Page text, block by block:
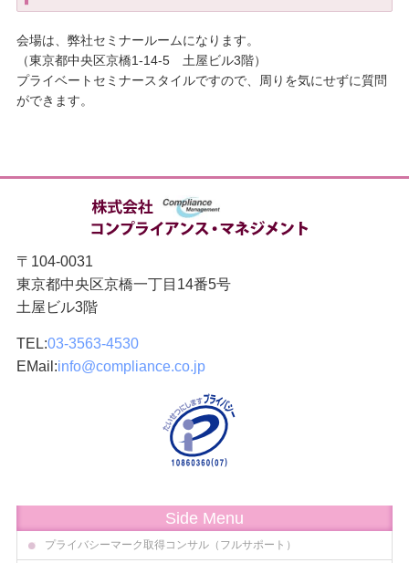
会場は、弊社セミナールームになります。
（東京都中央区京橋1-14-5 土屋ビル3階）
プライベートセミナースタイルですので、周りを気にせずに質問
ができます。
〒104-0031
東京都中央区京橋一丁目14番5号
土屋ビル3階
TEL:03-3563-4530
EMail:info@compliance.co.jp
Side Menu
プライバシーマーク取得コンサル（フルサポート）